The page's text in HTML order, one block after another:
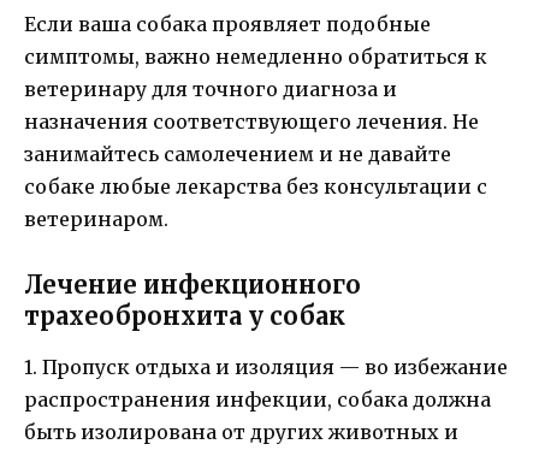
Если ваша собака проявляет подобные
симптомы, важно немедленно обратиться к
ветеринару для точного диагноза и
назначения соответствующего лечения. Не
занимайтесь самолечением и не давайте
собаке любые лекарства без консультации с
ветеринаром.
Лечение инфекционного
трахеобронхита у собак
1. Пропуск отдыха и изоляция — во избежание
распространения инфекции, собака должна
быть изолирована от других животных и